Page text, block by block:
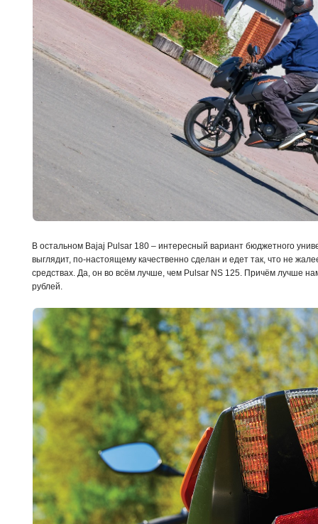
В остальном Bajaj Pulsar 180 – интересный вариант бюджетного
выглядит, по-настоящему качественно сделан и едет так, что не
средствах. Да, он во всём лучше, чем Pulsar NS 125. Причём лучше
рублей.